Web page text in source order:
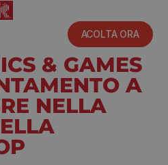
ACOLTA ORA
& GAMES
A
NELLA